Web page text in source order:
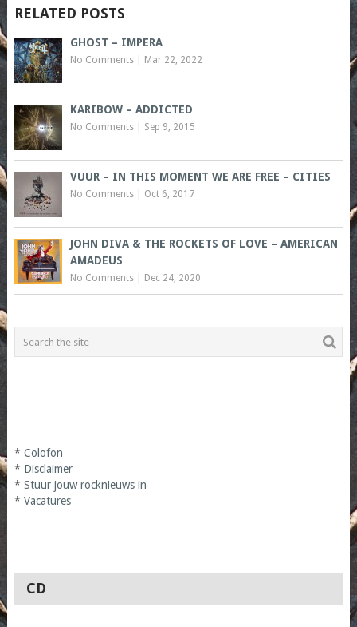
RELATED POSTS
GHOST – IMPERA
No Comments| Mar 22, 2022
KARIBOW – ADDICTED
No Comments| Sep 9, 2015
VUUR – IN THIS MOMENT WE ARE FREE – CITIES
No Comments| Oct 6, 2017
JOHN DIVA & THE ROCKETS OF LOVE – AMERICAN
AMADEUS
No Comments| Dec 24, 2020
* Colofon
* Disclaimer
* Stuur jouw rocknieuws in
* Vacatures
CD